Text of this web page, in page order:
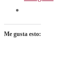
Me gusta esto: